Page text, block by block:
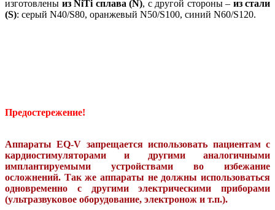
изготовлены из NiTi сплава (N), с другой стороны – из стали
(S): серый N40/S80, оранжевый N50/S100, синий N60/S120.
Предостережение!
Аппараты EQ-V запрещается использовать пациентам с
кардиостимуляторами и другими аналогичными
имплантируемыми устройствами во избежание
осложнений. Так же аппараты не должны использоваться
одновременно с другими электрическими приборами
(ультразвуковое оборудование, электронож и т.п.).